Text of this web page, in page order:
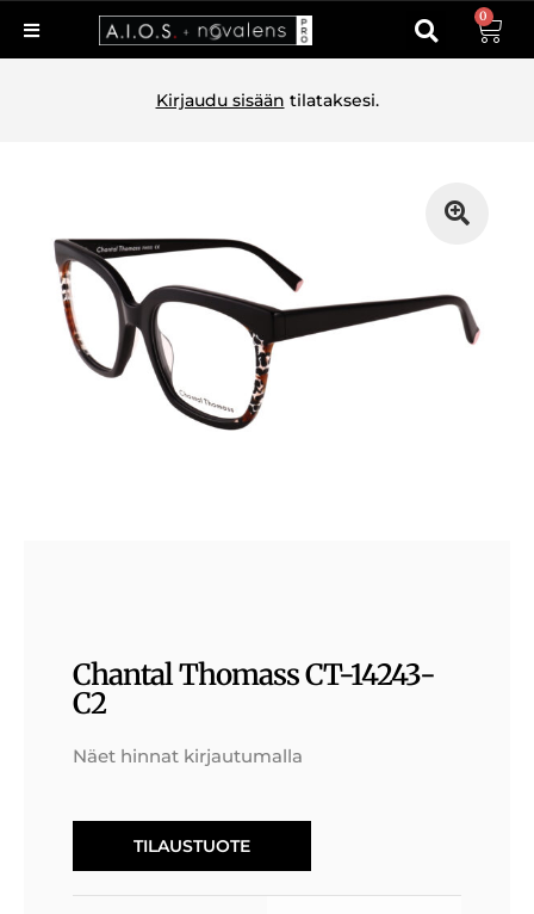
0
Kirjaudu sisään tilataksesi.
Chantal Thomass CT-14243-
C2
Näet hinnat kirjautumalla
TILAUSTUOTE